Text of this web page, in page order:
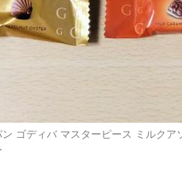
ン ゴディバ マスターピース ミルク